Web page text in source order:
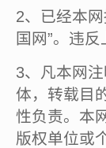
2、已经本
国网”。违
3、凡本网
体，转载目
性负责。本
版权单位或